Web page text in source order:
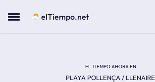
Menu elTiempo.net
EL TIEMPO AHORA EN
PLAYA POLLENÇA / LLENAIRE